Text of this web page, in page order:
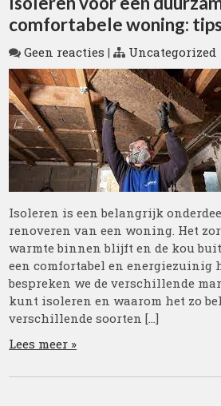
comfortabele woning:
Geen reacties | Uncategorized
Isoleren is een belangrijk
renoveren van een woning. Het
warmte binnen blijft en de kou
een comfortabel en
bespreken we de verschillende
kunt isoleren en waarom het zo
verschillende soorten […]
Lees meer »